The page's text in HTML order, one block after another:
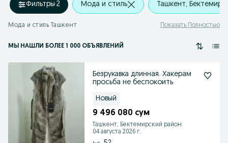
Фильтры·2 Мода и стиль Ташкент,
Мода и стиль Ташкент Показать Полностью
МЫ НАШЛИ БОЛЕЕ 1 000 ОБЪЯВЛЕНИЙ
Безрукавка длинная. Хакерам
просьба не беспокоить
Новый
9 496 080 сум
Ташкент, Бектемирский район
04 августа 2026 г.